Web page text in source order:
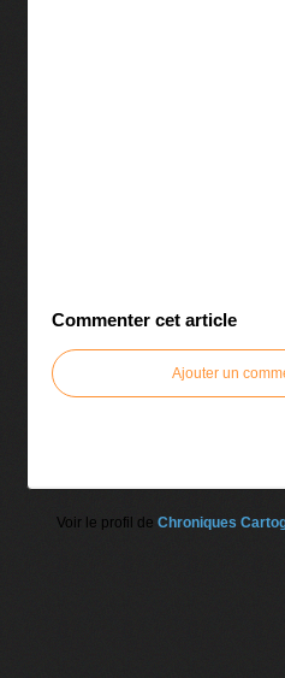
Commenter cet article
Ajouter un
Voir le profil de Chroniques